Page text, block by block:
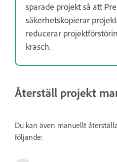
sparade projekt så att
säkerhetskopierar
reducerar
krasch.
Återställ projekt
Du kan även manuellt
följande: